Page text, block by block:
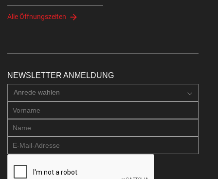
Alle Öffnungszeiten
NEWSLETTER ANMELDUNG
Anrede wahlen